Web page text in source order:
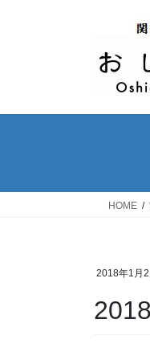
HOME
2018年1月2